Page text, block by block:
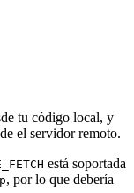
tu código local, y
el servidor remoto.
está soportada
, por lo que debería